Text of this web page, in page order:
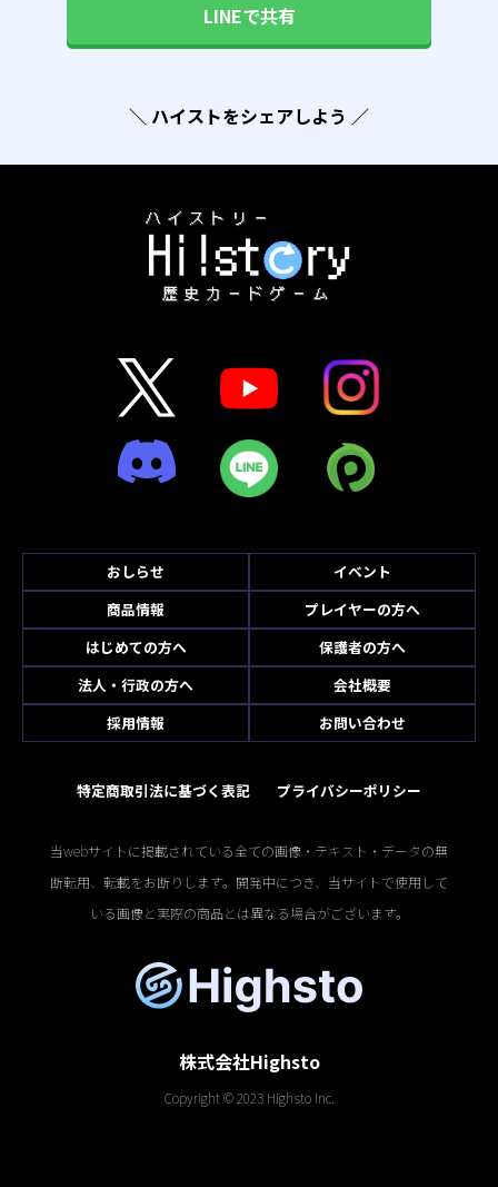
LINEで共有
＼ ハイストをシェアしよう ／
おしらせ
イベント
商品情報
プレイヤーの方へ
はじめての方へ
保護者の方へ
法人・行政の方へ
会社概要
採用情報
お問い合わせ
特定商取引法に基づく表記 プライバシーポリシー
当webサイトに掲載されている全ての画像・テキスト・データの無
断転用、転載をお断りします。開発中につき、当サイトで使用して
いる画像と実際の商品とは異なる場合がございます。
株式会社Highsto
Copyright © 2023 Highsto Inc.